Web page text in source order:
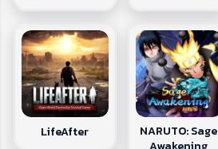
LifeAfter
NARUTO: Sage